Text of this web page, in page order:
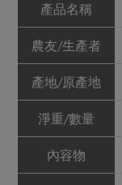
產品名稱
農友/生產者
產地/原產地
淨重/數量
內容物